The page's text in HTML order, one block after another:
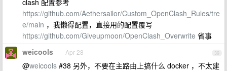
clash 配置参考
https://github.com/Aethersailor/Custom_OpenClash_Rules/tre
e/main ，我懒得配置，直接用的配置覆写
https://github.com/Giveupmoon/OpenClash_Overwrite 省事
39
weicools Apr 28
@weicools #38 另外，不要在主路由上搞什么 docker ，不太建